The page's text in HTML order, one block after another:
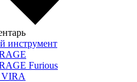
инструмент
Furious
VIRA